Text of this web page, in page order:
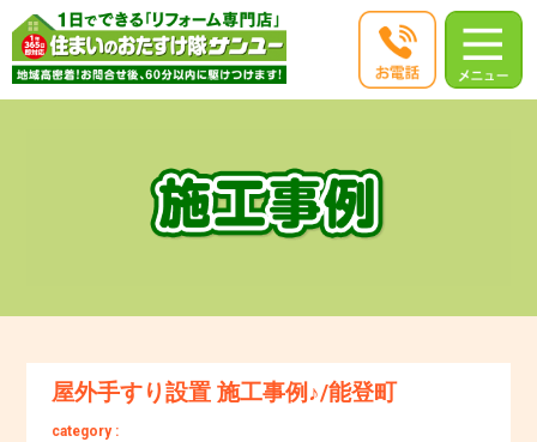
屋外手すり設置 施工事例♪/能登町
category :